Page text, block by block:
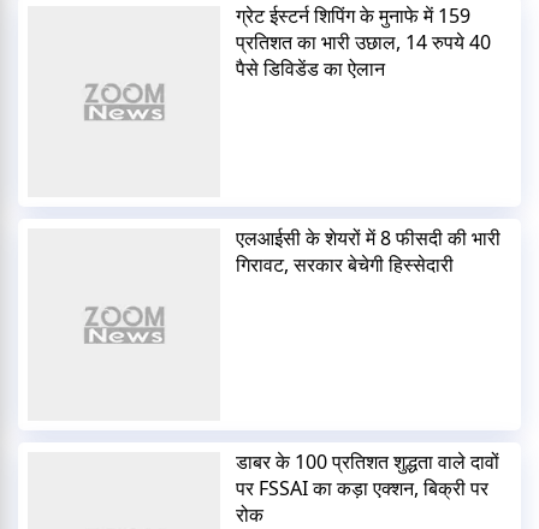
ग्रेट ईस्टर्न शिपिंग के मुनाफे में 159
प्रतिशत का भारी उछाल, 14 रुपये 40
पैसे डिविडेंड का ऐलान
एलआईसी के शेयरों में 8 फीसदी की भारी
गिरावट, सरकार बेचेगी हिस्सेदारी
डाबर के 100 प्रतिशत शुद्धता वाले दावों
पर FSSAI का कड़ा एक्शन, बिक्री पर
रोक